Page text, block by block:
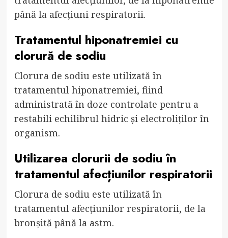
până la afecțiuni respiratorii.
Tratamentul hiponatremiei cu
clorură de sodiu
Clorura de sodiu este utilizată în
tratamentul hiponatremiei, fiind
administrată în doze controlate pentru a
restabili echilibrul hidric și electroliților în
organism.
Utilizarea clorurii de sodiu în
tratamentul afecțiunilor respiratorii
Clorura de sodiu este utilizată în
tratamentul afecțiunilor respiratorii, de la
bronșită până la astm.